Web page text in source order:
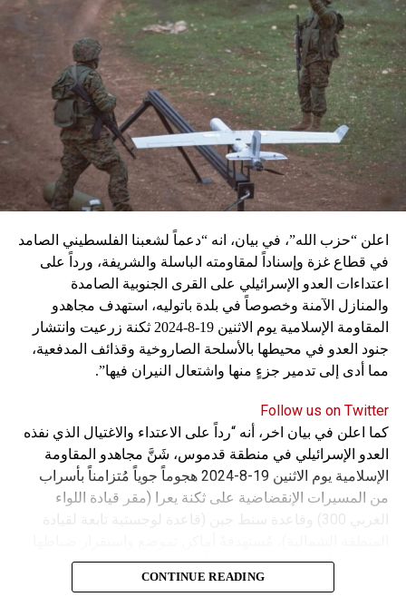
اعلن “حزب الله”، في بيان، انه “دعماً لشعبنا الفلسطيني الصامد
في قطاع غزة وإسناداً لمقاومته الباسلة ‌‏‌‏‌والشريفة، ورداً على
اعتداءات العدو الإسرائيلي على القرى الجنوبية الصامدة
والمنازل الآمنة وخصوصاً في بلدة باتوليه، استهدف مجاهدو
المقاومة الإسلامية يوم الاثنين 19-8-2024 ثكنة زرعيت وانتشار
جنود العدو في محيطها بالأسلحة الصاروخية وقذائف المدفعية،
مما أدى إلى تدمير جزءٍ منها واشتعال النيران فيها”.
Follow us on Twitter
كما اعلن في بيان اخر، أنه “رداً على الاعتداء والاغتيال الذي نفذه
العدو الإسرائيلي في منطقة قدموس، شَنَّ مجاهدو المقاومة
الإسلامية يوم الاثنين 19-8-2024 هجوماً جوياً مُتزامناً بأسراب
من المسيرات الإنقضاضية على ثكنة يعرا (مقر قيادة اللواء
الغربي 300) وقاعدة سنط جين (قاعدة لوجستية تابعة لقيادة
وجنودها وأصابت أهدافها بدقة وأوقعت فيهم عدداً من القتلى
CONTINUE READING